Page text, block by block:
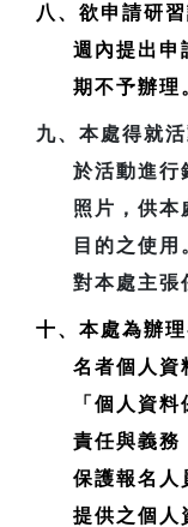
八、欲申請研
週內提出申
期不予辦理
九、本處得就
於活動進行
照片，供本
目的之使
對本處主張
十、本處為辦
名者個人資
「個人資
責任與義務
保護報名人
提供之個人